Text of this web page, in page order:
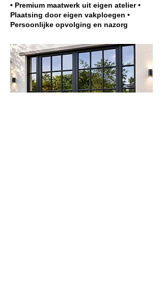
• Premium maatwerk uit eigen atelier •
Plaatsing door eigen vakploegen •
Persoonlijke opvolging en nazorg